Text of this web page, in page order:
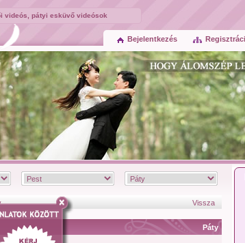
videós, pátyi esküvő videósok
Bejelentkezés
Vissza
Páty